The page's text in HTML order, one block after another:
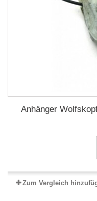
Anhänger
Zum Vergleich